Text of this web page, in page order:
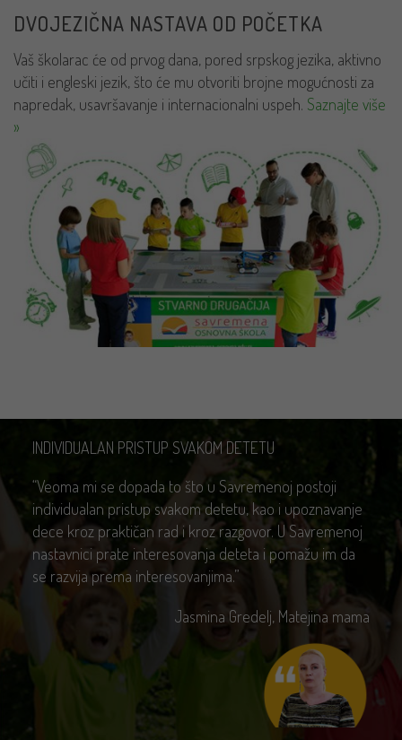
DVOJEZIČNA NASTAVA OD POČETKA
Vaš školarac će od prvog dana, pored srpskog jezika, aktivno
učiti i engleski jezik, što će mu otvoriti brojne mogućnosti za
napredak, usavršavanje i internacionalni uspeh. Saznajte više
»
NAJISKRENIJE, JA SAM ODUŠEVLJENA SAVREMENOM
“Savremena bukvalno nudi sve ono što jedan roditelj,
koji se bavi svojim detetom, želi da čuje. Mom sinu je
ova škola odlična priprema za sutra, za inostranstvo.
Savremena je drugačija jer je zadovoljila sve moje
kriterijume i nade kao roditelja – da će dete dobiti
pravo obrazovanje. Sve što nudi je posebna satisfakcija
za njega i njegovu budućnost. Ja sam oduševljena
Savremenom, to ovako najiskrenije kažem.”
Tatjana Kavazović, Andrijina mama